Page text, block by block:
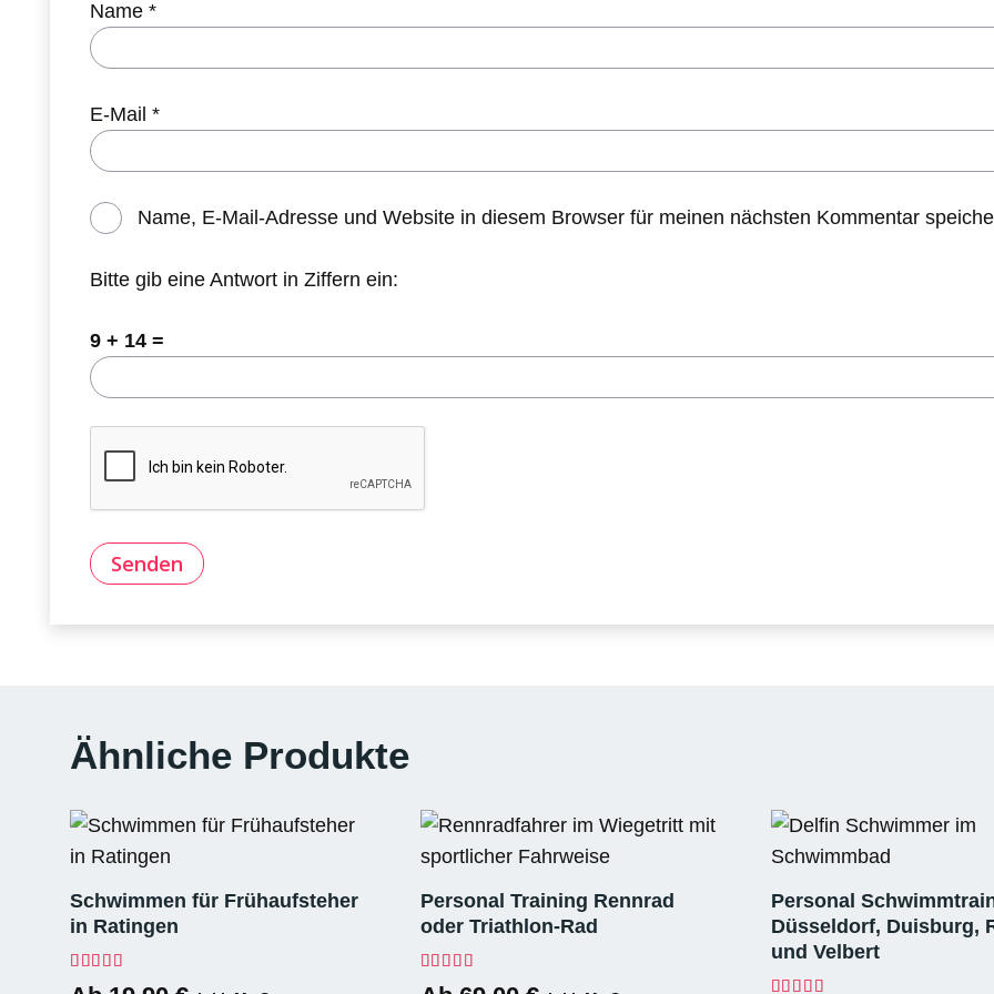
Name *
E-Mail *
Name, E-Mail-Adresse und Website in diesem Browser für meinen nächsten Kommentar
Bitte gib eine Antwort in Ziffern ein:
9 + 14 =
Ähnliche Produkte
Schwimmen für Frühaufsteher
in Ratingen
Bewertet mit
Personal Training Rennrad
oder Triathlon-Rad
Bewertet mit
Personal
Düsseldorf, Duisburg,
und Velbert